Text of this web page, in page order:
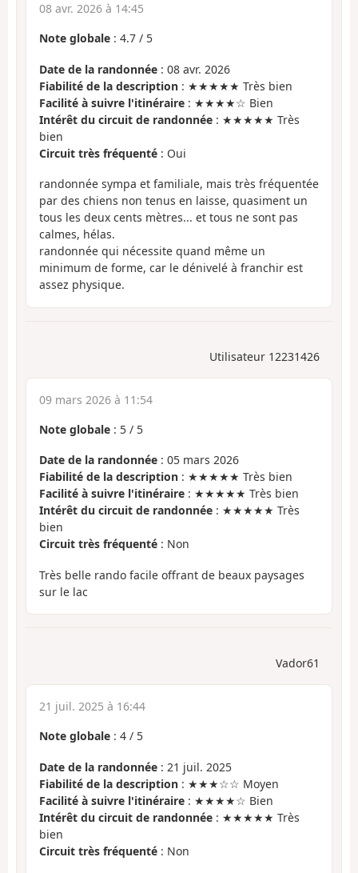
08 avr. 2026 à 14:45
Note globale : 4.7 / 5
Date de la randonnée : 08 avr. 2026
Fiabilité de la description : ★★★★★ Très bien
Facilité à suivre l'itinéraire : ★★★★☆ Bien
Intérêt du circuit de randonnée : ★★★★★ Très
bien
Circuit très fréquenté : Oui
randonnée sympa et familiale, mais très fréquentée
par des chiens non tenus en laisse, quasiment un
tous les deux cents mètres... et tous ne sont pas
calmes, hélas.
randonnée qui nécessite quand même un
minimum de forme, car le dénivelé à franchir est
assez physique.
Utilisateur 12231426
09 mars 2026 à 11:54
Note globale : 5 / 5
Date de la randonnée : 05 mars 2026
Fiabilité de la description : ★★★★★ Très bien
Facilité à suivre l'itinéraire : ★★★★★ Très bien
Intérêt du circuit de randonnée : ★★★★★ Très
bien
Circuit très fréquenté : Non
Très belle rando facile offrant de beaux paysages
sur le lac
Vador61
21 juil. 2025 à 16:44
Note globale : 4 / 5
Date de la randonnée : 21 juil. 2025
Fiabilité de la description : ★★★☆☆ Moyen
Facilité à suivre l'itinéraire : ★★★★☆ Bien
Intérêt du circuit de randonnée : ★★★★★ Très
bien
Circuit très fréquenté : Non